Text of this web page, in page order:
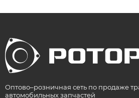
Оптово–розничная сеть по продаже
автомобильных запчастей